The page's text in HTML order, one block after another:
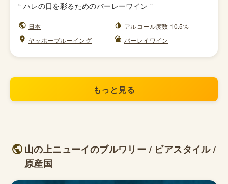
“ ハレの日を彩るためのバーレーワイン ”
日本
アルコール度数 10.5%
ヤッホーブルーイング
バーレイワイン
もっと見る
山の上ニューイのブルワリー / ビアスタイル /
原産国